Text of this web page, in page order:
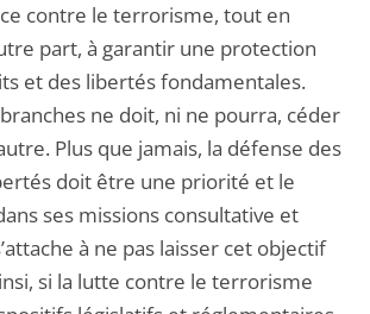
contre le terrorisme, tout en
part, à garantir une protection
et des libertés fondamentales.
ne doit, ni ne pourra, céder
Plus que jamais, la défense des
doit être une priorité et le
ses missions consultative et
à ne pas laisser cet objectif
si la lutte contre le terrorisme